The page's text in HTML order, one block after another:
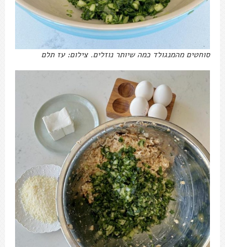
סוחטים מהמנגולד כמה שיותר נוזלים. צילום: עז תלם